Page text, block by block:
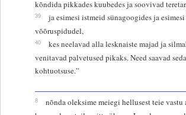
kõndida pikkades kuubedes ja soovivad
39
ja esimesi istmeid sünagoogides ja
võõruspidudel,
40
kes neelavad alla lesknaiste majad ja
venitavad palvetused pikaks. Need saavad
kohtuotsuse.”
8
nõnda oleksime meiegi hellusest teie vastu